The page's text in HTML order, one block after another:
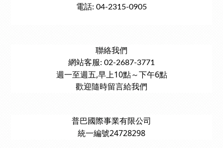
電話: 04-2315-0905
聯絡我們
網站客服: 02-2687-3771
週一至週五,早上10點～下午6點
歡迎隨時留言給我們
普巴國際事業有限公司
統一編號24728298